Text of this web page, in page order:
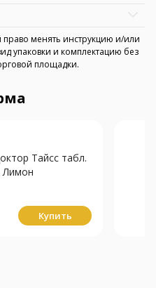
право менять инструкцию и/или
упаковки и комплектацию без
площадки.
Тайсс табл.
Лимон
Купить